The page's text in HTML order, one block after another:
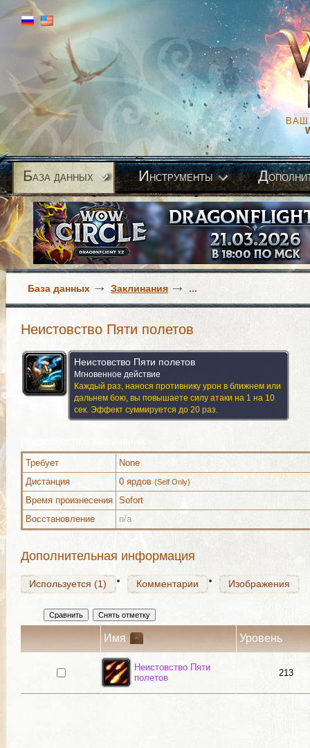
ВАШ
База данных Инструменты Д
База данных Заклинания ...
Неистовство Пяти полетов
Неистовство Пяти полетов
Мгновенное действие
Каждый раз, нанося противнику урон в ближнем или
дальнем бою, вы повышаете силу атаки на 1 на 10
сек. Эффект суммируется до 20 раз.
Требует
None
Дистанция
0 ярдов (Self Only)
Время произнесения Sofort
Восстановление
n/a
Дополнительная информация
Используется (1) Комментарии Изображения
Используется (1) Комментарии Изображения
Используется (1) Комментарии Изображения
Имя Уровень
Неистовство Пяти
полетов
213